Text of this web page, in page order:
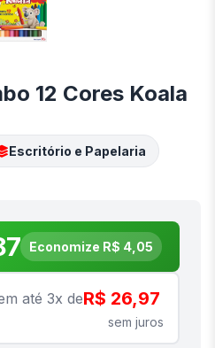
12 Cores Koala
Escritório e Papelaria
Economize R$ 4,05
até 3x deR$ 26,97
sem juros